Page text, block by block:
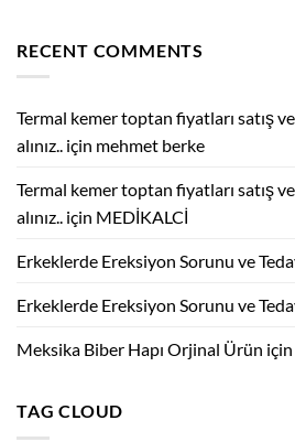
için
Arasındaki
Yeniye
Aile.
için
RECENT COMMENTS
Termal kemer toptan fiyatları satış
alınız.. için mehmet berke
Termal kemer toptan fiyatları satış
alınız.. için MEDİKALCİ
Erkeklerde Ereksiyon Sorunu ve
Erkeklerde Ereksiyon Sorunu ve
Meksika Biber Hapı Orjinal Ürün için
TAG CLOUD